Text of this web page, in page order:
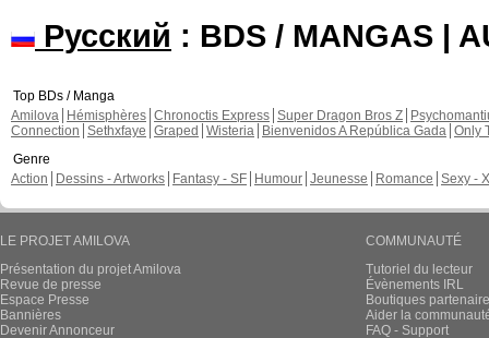
Русский : BDS / MANGAS |
Top BDs / Manga
Amilova
Hémisphères Chronoctis Express Super Dragon Bros Z
Connection Sethxfaye Graped Wisteria Bienvenidos A República Gada Only
Genre
Action
Dessins - Artworks Fantasy - SF Humour Jeunesse Romance Sexy -
LE PROJET AMILOVA
Présentation du projet Amilova
Revue de presse
Espace Presse
Bannières
Devenir Annonceur
COMMUNAUTÉ
Tutoriel du lecteur
Évènements IRL
Boutiques
Aider la
FAQ - Support